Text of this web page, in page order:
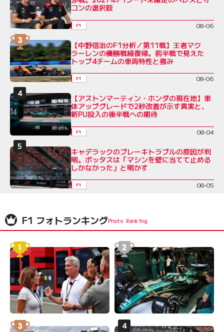
コンの選択肢
F1 08-06
【中野信治のF1分析／第11戦】王者マク
ラーレンの優勝戦線復帰。前半戦で見えた
トップ4チームの車両特性と強み
F1 08-06
【アストンマーティン・ホンダの現在地】車
体アップグレードで2秒改善が示す真実と、
新PU投入の後半戦への期待
F1 08-04
キャデラックのブレーキトラブルの原因が判
明。ボッタスは「マシンを壁に当てて止める
しかなかった」と明かす
F1 08-05
F1 フォトランキング